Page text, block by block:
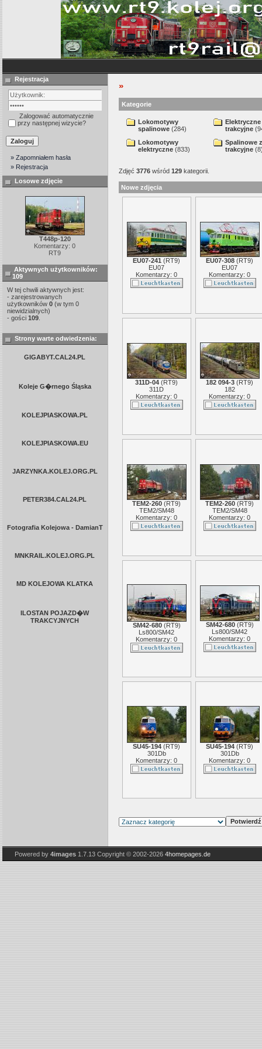
Rejestracja
Zalogować automatycznie
przy następnej wizycie?
» Zapomniałem hasła
» Rejestracja
Losowe zdjęcie
T448p-120
Komentarzy: 0
RT9
Aktywnych użytkowników:
109
W tej chwili aktywnych jest:
- zarejestrowanych
użytkowników 0(w tym 0
niewidzialnych)
- gości 109.
Strony warte odwiedzenia:
GIGABYT.CAL24.PL
Koleje G�rnego Śląska
KOLEJPIASKOWA.PL
KOLEJPIASKOWA.EU
JARZYNKA.KOLEJ.ORG.PL
PETER384.CAL24.PL
Fotografia Kolejowa - DamianT
MNKRAIL.KOLEJ.ORG.PL
MD KOLEJOWA KLATKA
ILOSTAN POJAZD�W
TRAKCYJNYCH
»
Kategorie
Lokomotywy
spalinowe(284)
Lokomotywy
elektryczne(833)
Elektryczne
trakcyjne
Spalinowe
trakcyjne
Zdjęć 3776wśród 129kategorii.
Nowe zdjęcia
EU07-241 (RT9)
EU07
Komentarzy: 0
EU07-308 (RT9)
EU07
Komentarzy: 0
311D-04 (RT9)
311D
Komentarzy: 0
182 094-3 (RT9)
182
Komentarzy: 0
TEM2-260 (RT9)
TEM2/SM48
Komentarzy: 0
TEM2-260 (RT9)
TEM2/SM48
Komentarzy: 0
SM42-680(RT9)
Ls800/SM42
Komentarzy: 0
SM42-680(RT9)
Ls800/SM42
Komentarzy: 0
SU45-194 (RT9)
301Db
Komentarzy: 0
SU45-194 (RT9)
301Db
Komentarzy: 0
Powered by 4images1.7.13 Copyright © 2002-2026 4homepages.de